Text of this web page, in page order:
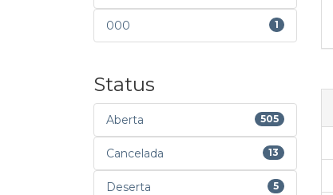
000 1
Status
Aberta 505
Cancelada 13
Deserta 5